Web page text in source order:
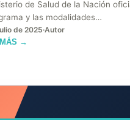
2025
de Salud de la Nación
y las modalidades…
de 2025·Autor
→